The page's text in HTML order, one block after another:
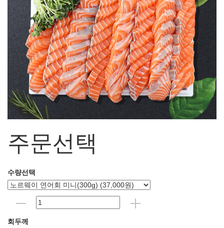
주문선택
수량선택
회두께